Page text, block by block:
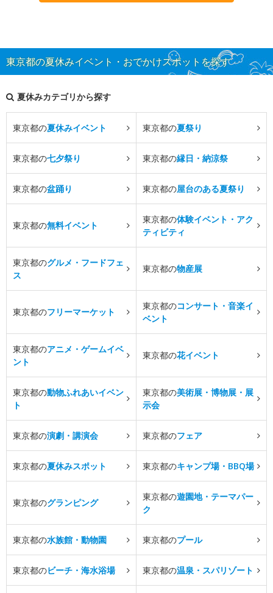
東京都の夏休みイベント・おでかけスポットを探す
夏休みカテゴリから探す
東京都の夏休みイベント 東京都の夏祭り
東京都の七夕祭り 東京都の縁日・納涼祭
東京都の盆踊り 東京都の屋台のある夏祭り
東京都の無料イベント
東京都の体験イベント・アク
ティビティ
東京都のグルメ・フードフェ
ス
東京都の物産展
東京都のフリーマーケット
東京都のコンサート・音楽イ
ベント
東京都のアニメ・ゲームイベ
ント
東京都の花イベント
東京都の動物ふれあいイベン
ト
東京都の美術展・博物展・展
示会
東京都の演劇・講演会 東京都のフェア
東京都の夏休みスポット 東京都のキャンプ場・BBQ場
東京都のグランピング
東京都の遊園地・テーマパー
ク
東京都の水族館・動物園 東京都のプール
東京都のビーチ・海水浴場 東京都の温泉・スパリゾート